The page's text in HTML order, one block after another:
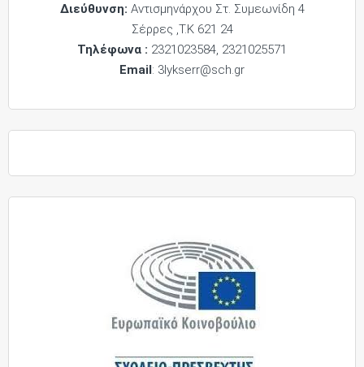
Διεύθυνση: Αντισμηνάρχου Στ. Συμεωνίδη 4
Σέρρες ,Τ.Κ 621 24
Τηλέφωνα : 2321023584, 2321025571
Email: 3lykserr@sch.gr